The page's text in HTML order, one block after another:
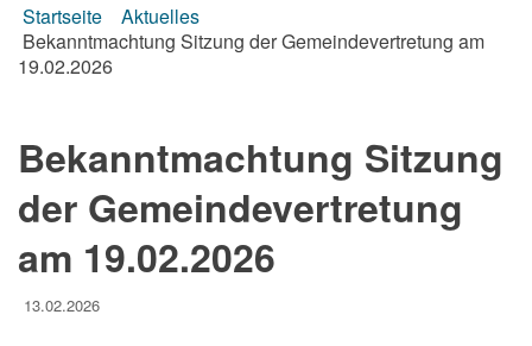
Startseite
Aktuelles
Bekanntmachtung Sitzung der Gemeindevertretung am
19.02.2026
Bekanntmachtung Sitzung
der Gemeindevertretung
am 19.02.2026
13.02.2026